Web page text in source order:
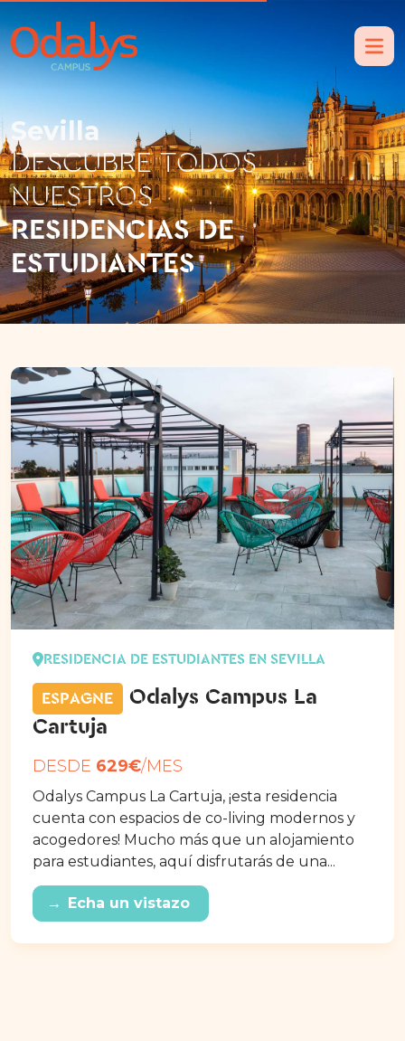
Sevilla
DESCUBRE TODOS
NUESTROS
RESIDENCIAS DE
ESTUDIANTES
RESIDENCIA DE ESTUDIANTES EN SEVILLA
ESPAGNE
Odalys Campus La
Cartuja
DESDE 629€/MES
Odalys Campus La Cartuja, ¡esta residencia
cuenta con espacios de co-living modernos y
acogedores! Mucho más que un alojamiento
para estudiantes, aquí disfrutarás de una...
→ Echa un vistazo